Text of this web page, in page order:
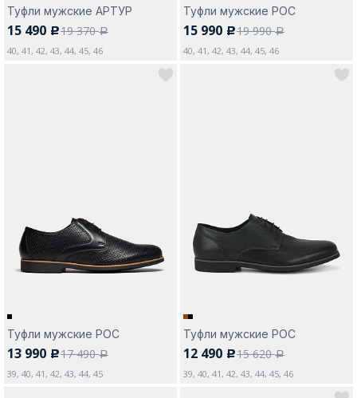
Туфли мужские АРТУР
15 490 c19 370a
40, 41, 42, 43, 44, 45, 46
Туфли мужские РОС
15 990 c19 990a
40, 41, 42, 43, 44, 45, 46
Туфли мужские РОС
13 990 c17 490a
39, 40, 41, 42, 43, 44, 45
Туфли мужские РОС
12 490 c15 620a
39, 40, 41, 42, 43, 44, 45, 46